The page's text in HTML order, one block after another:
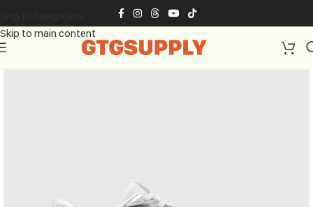
Skip to main content